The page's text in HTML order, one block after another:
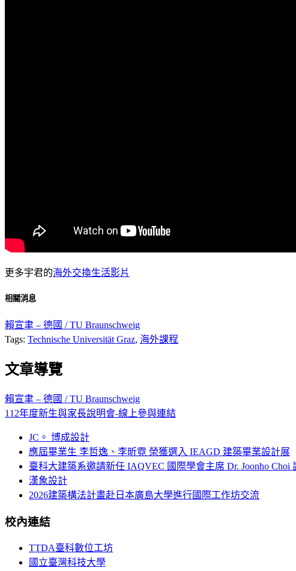
更多宇君的海外交換生活影片
相關消息
賴宣聿 – 德國 / TU Braunschweig
Tags: Technische Universität Graz, 海外課程
文章導覽
賴宣聿 – 德國 / TU Braunschweig
112年度新生與家長說明會-線上參與連結
JC。 博成設計
應屆畢業生 李哲逸、李昕霓 榮獲選入 IEAGD 建築畢業設計展
臺科大建築系邀請新任 IAQVEC 國際學會主席 Dr. Joonho Choi
漢象設計
2026建築構法計畫赴日本廣島大學進行國際工作坊交流
校內連結
TTDA臺科數位工坊
國立臺灣科技大學